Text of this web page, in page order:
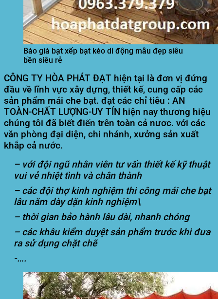
Báo giá bạt xếp bạt kéo di động mẫu đẹp siêu
bền siêu rẻ
CÔNG TY HÒA PHÁT ĐẠT hiện tại là đơn vị đứng
đầu về lĩnh vực xây dựng, thiết kế, cung cấp các
sản phẩm mái che bạt. đạt các chỉ tiêu : AN
TOÀN-CHẤT LƯỢNG-UY TÍN hiện nay thương hiệu
chúng tôi đã biết điến trên toàn cả nươc. với các
văn phòng đại diện, chi nhánh, xưởng sản xuất
khắp cả nước.
– với đội ngũ nhân viên tư vấn thiết kế kỹ thuật
vui vẻ nhiệt tình và chân thành
– các đội thợ kinh nghiệm thi công mái che bạt
lâu năm dày dặn kinh nghiệm\
– thời gian bảo hành lâu dài, nhanh chóng
– các khâu kiểm duyệt sản phẩm trước khi đưa
ra sử dụng chặt chẽ
-….